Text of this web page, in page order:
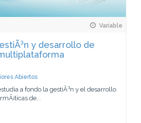
Variable
y desarrollo de
Abiertos
a fondo la gestiÃ³n y el desarrollo
de...